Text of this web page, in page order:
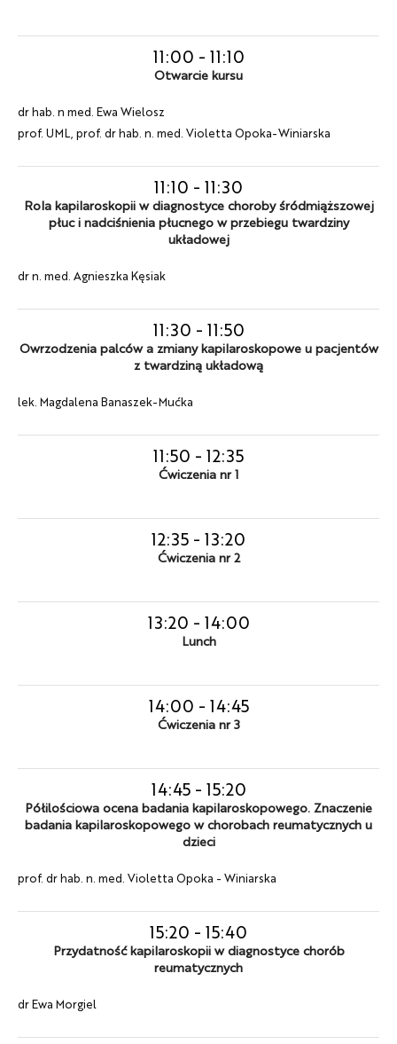
11:00 - 11:10
Otwarcie kursu
dr hab. n med. Ewa Wielosz
prof. UML, prof. dr hab. n. med. Violetta Opoka-Winiarska
11:10 - 11:30
Rola kapilaroskopii w diagnostyce choroby śródmiąższowej
płuc i nadciśnienia płucnego w przebiegu twardziny
układowej
dr n. med. Agnieszka Kęsiak
11:30 - 11:50
Owrzodzenia palców a zmiany kapilaroskopowe u pacjentów
z twardziną układową
lek. Magdalena Banaszek-Mućka
11:50 - 12:35
Ćwiczenia nr 1
12:35 - 13:20
Ćwiczenia nr 2
13:20 - 14:00
Lunch
14:00 - 14:45
Ćwiczenia nr 3
14:45- 15:20
Półilościowa ocena badania kapilaroskopowego. Znaczenie
badania kapilaroskopowego w chorobach reumatycznych u
dzieci
prof. dr hab. n. med. Violetta Opoka - Winiarska
15:20 - 15:40
Przydatność kapilaroskopii w diagnostyce chorób
reumatycznych
dr Ewa Morgiel